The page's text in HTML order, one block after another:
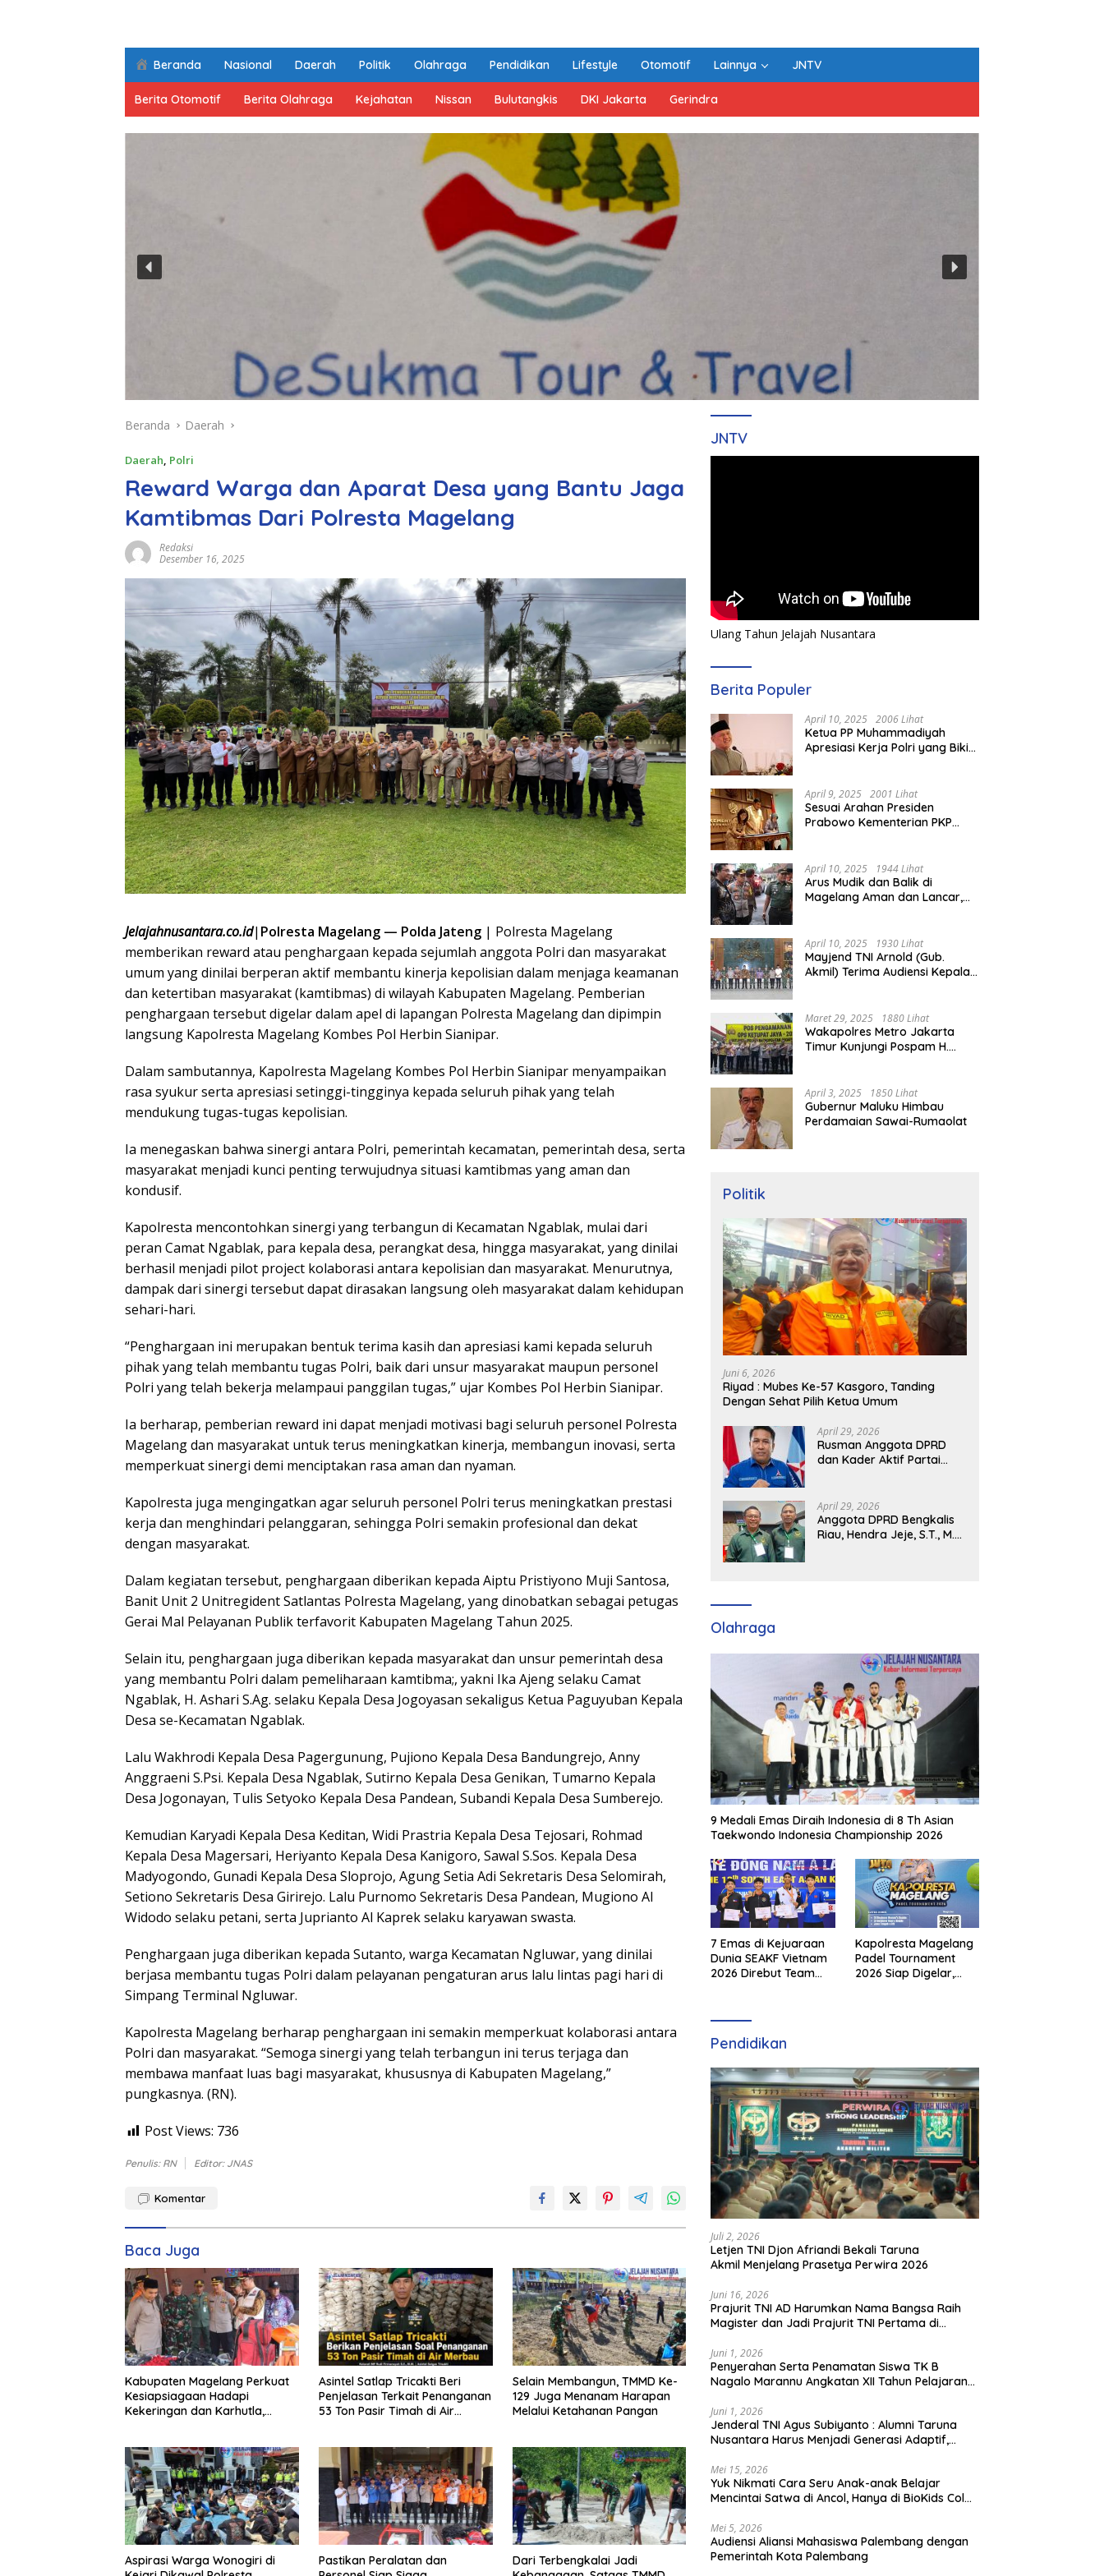
Beranda Nasional Daerah Politik Olahraga Pendidikan Lifestyle Otomotif Lainnya JNTV
Berita Otomotif Berita Olahraga Kejahatan Nissan Bulutangkis DKI Jakarta Gerindra
Beranda Daerah
Daerah, Polri
Reward Warga dan Aparat Desa yang Bantu Jaga
Kamtibmas Dari Polresta Magelang
Redaksi
Desember 16, 2025
Jelajahnusantara.co.id| Polresta Magelang — Polda Jateng | Polresta Magelang
memberikan reward atau penghargaan kepada sejumlah anggota Polri dan masyarakat
umum yang dinilai berperan aktif membantu kinerja kepolisian dalam menjaga keamanan
dan ketertiban masyarakat (kamtibmas) di wilayah Kabupaten Magelang. Pemberian
penghargaan tersebut digelar dalam apel di lapangan Polresta Magelang dan dipimpin
langsung Kapolresta Magelang Kombes Pol Herbin Sianipar.
Dalam sambutannya, Kapolresta Magelang Kombes Pol Herbin Sianipar menyampaikan
rasa syukur serta apresiasi setinggi-tingginya kepada seluruh pihak yang telah
mendukung tugas-tugas kepolisian.
Ia menegaskan bahwa sinergi antara Polri, pemerintah kecamatan, pemerintah desa, serta
masyarakat menjadi kunci penting terwujudnya situasi kamtibmas yang aman dan
kondusif.
Kapolresta mencontohkan sinergi yang terbangun di Kecamatan Ngablak, mulai dari
peran Camat Ngablak, para kepala desa, perangkat desa, hingga masyarakat, yang dinilai
berhasil menjadi pilot project kolaborasi antara kepolisian dan masyarakat. Menurutnya,
dampak dari sinergi tersebut dapat dirasakan langsung oleh masyarakat dalam kehidupan
sehari-hari.
“Penghargaan ini merupakan bentuk terima kasih dan apresiasi kami kepada seluruh
pihak yang telah membantu tugas Polri, baik dari unsur masyarakat maupun personel
Polri yang telah bekerja melampaui panggilan tugas,” ujar Kombes Pol Herbin Sianipar.
Ia berharap, pemberian reward ini dapat menjadi motivasi bagi seluruh personel Polresta
Magelang dan masyarakat untuk terus meningkatkan kinerja, membangun inovasi, serta
memperkuat sinergi demi menciptakan rasa aman dan nyaman.
Kapolresta juga mengingatkan agar seluruh personel Polri terus meningkatkan prestasi
kerja dan menghindari pelanggaran, sehingga Polri semakin profesional dan dekat
dengan masyarakat.
Dalam kegiatan tersebut, penghargaan diberikan kepada Aiptu Pristiyono Muji Santosa,
Banit Unit 2 Unitregident Satlantas Polresta Magelang, yang dinobatkan sebagai petugas
Gerai Mal Pelayanan Publik terfavorit Kabupaten Magelang Tahun 2025.
Selain itu, penghargaan juga diberikan kepada masyarakat dan unsur pemerintah desa
yang membantu Polri dalam pemeliharaan kamtibma;, yakni Ika Ajeng selaku Camat
Ngablak, H. Ashari S.Ag. selaku Kepala Desa Jogoyasan sekaligus Ketua Paguyuban Kepala
Desa se-Kecamatan Ngablak.
Lalu Wakhrodi Kepala Desa Pagergunung, Pujiono Kepala Desa Bandungrejo, Anny
Anggraeni S.Psi. Kepala Desa Ngablak, Sutirno Kepala Desa Genikan, Tumarno Kepala
Desa Jogonayan, Tulis Setyoko Kepala Desa Pandean, Subandi Kepala Desa Sumberejo.
Kemudian Karyadi Kepala Desa Keditan, Widi Prastria Kepala Desa Tejosari, Rohmad
Kepala Desa Magersari, Heriyanto Kepala Desa Kanigoro, Sawal S.Sos. Kepala Desa
Madyogondo, Gunadi Kepala Desa Sloprojo, Agung Setia Adi Sekretaris Desa Selomirah,
Setiono Sekretaris Desa Girirejo. Lalu Purnomo Sekretaris Desa Pandean, Mugiono Al
Widodo selaku petani, serta Juprianto Al Kaprek selaku karyawan swasta.
Penghargaan juga diberikan kepada Sutanto, warga Kecamatan Ngluwar, yang dinilai
berjasa membantu tugas Polri dalam pelayanan pengaturan arus lalu lintas pagi hari di
Simpang Terminal Ngluwar.
Kapolresta Magelang berharap penghargaan ini semakin memperkuat kolaborasi antara
Polri dan masyarakat. “Semoga sinergi yang telah terbangun ini terus terjaga dan
membawa manfaat luas bagi masyarakat, khususnya di Kabupaten Magelang,”
pungkasnya. (RN).
Post Views: 736
Penulis: RN Editor: JNAS
Komentar
Baca Juga
Kabupaten Magelang Perkuat
Kesiapsiagaan Hadapi
Kekeringan dan Karhutla,
Asintel Satlap Tricakti Beri
Penjelasan Terkait Penanganan
53 Ton Pasir Timah di Air
Selain Membangun, TMMD Ke-
129 Juga Menanam Harapan
Melalui Ketahanan Pangan
Aspirasi Warga Wonogiri di
Pastikan Peralatan dan
Dari Terbengkalai Jadi
JNTV
Ulang Tahun Jelajah Nusantara
Berita Populer
April 10, 2025 2006 Lihat
Ketua PP Muhammadiyah
Apresiasi Kerja Polri yang Bikin
April 9, 2025 2001 Lihat
Sesuai Arahan Presiden
Prabowo Kementerian PKP
April 10, 2025 1944 Lihat
Arus Mudik dan Balik di
Magelang Aman dan Lancar,
April 10, 2025 1930 Lihat
Mayjend TNI Arnold (Gub.
Akmil) Terima Audiensi Kepala
Maret 29, 2025 1880 Lihat
Wakapolres Metro Jakarta
Timur Kunjungi Pospam H.
April 3, 2025 1850 Lihat
Gubernur Maluku Himbau
Perdamaian Sawai-Rumaolat
Politik
Juni 6, 2026
Riyad : Mubes Ke-57 Kasgoro, Tanding
Dengan Sehat Pilih Ketua Umum
April 29, 2026
Rusman Anggota DPRD
dan Kader Aktif Partai
Cik Ujang Pimpin DPD
Partai Demokrat SumSel
April 29, 2026
Anggota DPRD Bengkalis
Riau, Hendra Jeje, S.T., M.M
Olahraga
9 Medali Emas Diraih Indonesia di 8 Th Asian
Taekwondo Indonesia Championship 2026
7 Emas di Kejuaraan
Dunia SEAKF Vietnam
2026 Direbut Team
Kapolresta Magelang
Padel Tournament
2026 Siap Digelar,
Pendidikan
Juli 2, 2026
Letjen TNI Djon Afriandi Bekali Taruna
Akmil Menjelang Prasetya Perwira 2026
Juni 16, 2026
Prajurit TNI AD Harumkan Nama Bangsa Raih
Magister dan Jadi Prajurit TNI Pertama di
Juni 1, 2026
Penyerahan Serta Penamatan Siswa TK B
Nagalo Marannu Angkatan XII Tahun Pelajaran
Juni 1, 2026
Jenderal TNI Agus Subiyanto : Alumni Taruna
Nusantara Harus Menjadi Generasi Adaptif,
Mei 15, 2026
Yuk Nikmati Cara Seru Anak-anak Belajar
Mencintai Satwa di Ancol, Hanya di BioKids Color
Mei 5, 2026
Audiensi Aliansi Mahasiswa Palembang dengan
Pemerintah Kota Palembang